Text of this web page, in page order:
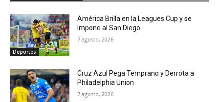
Deportes
América Brilla en la Leagues Cup y se
Impone al San Diego
7 agosto, 2026
Cruz Azul Pega Temprano y Derrota a
Philadelphia Union
7 agosto, 2026